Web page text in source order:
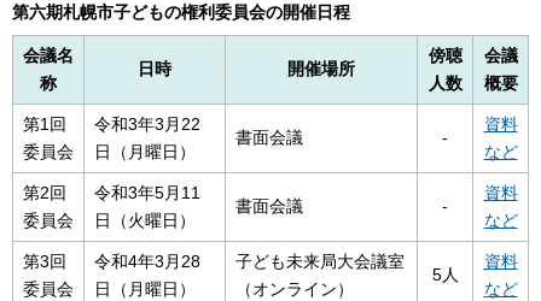
第六期札幌市子どもの権利委員会の開催日程
会議名
称
日時 開催場所
傍聴
人数
会議
概要
第1回
委員会
令和3年3月22
日（月曜日）
書面会議 -
資料
など
第2回
委員会
令和3年5月11
日（火曜日）
書面会議 -
資料
など
第3回
委員会
令和4年3月28
日（月曜日）
子ども未来局大会議室
（オンライン）
5人
資料
など